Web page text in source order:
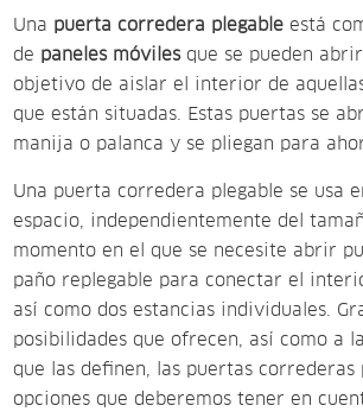
Una puerta corredera plegableestá
de paneles móvilesque se pueden
objetivo de aislar el interior de
que están situadas. Estas puertas se
manija o palanca y se pliegan para
Una puerta corredera plegable se usa
espacio, independientemente del
momento en el que se necesite abrir
paño replegable para conectar el
así como dos estancias individuales.
posibilidades que ofrecen, así como a
que las definen, las puertas correderas
opciones que deberemos tener en